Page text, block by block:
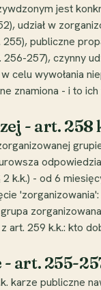
jest
udział w
publiczne
257), czynny
wywołania
znamiona - i to
- art. 258
- od 6
259 k.k.: kto
art. 255-
karze publiczne